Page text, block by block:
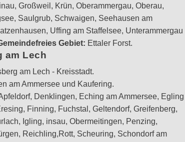
Großweil, Krün, Oberammergau, Oberau,
Saulgrub, Schwaigen, Seehausen am
Uffing am Staffelsee, Unterammergau
Gebiet: Ettaler Forst.
am Lech
am Lech - Kreisstadt.
am Ammersee und Kaufering.
Denklingen, Eching am Ammersee, Egling
Finning, Fuchstal, Geltendorf, Greifenberg,
Igling, insau, Obermeitingen, Penzing,
Reichling,Rott, Scheuring, Schondorf am